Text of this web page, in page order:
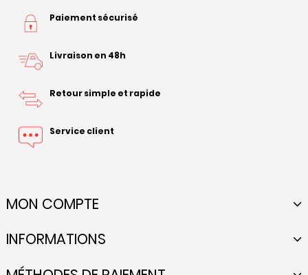
Paiement sécurisé
Livraison en 48h
Retour simple et rapide
Service client
MON COMPTE
INFORMATIONS